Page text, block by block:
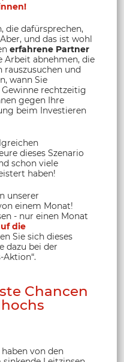
die dafürsprechen,
und das ist wohl
erfahrene Partner
Arbeit abnehmen, die
rauszusuchen und
wann Sie
rechtzeitig
gegen Ihre
beim Investieren
dieses Szenario
schon viele
haben!
unserer
einem Monat!
- nur einen Monat
die
Sie sich dieses
dazu bei der
Chancen
von den